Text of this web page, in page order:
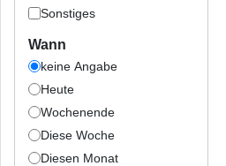
Sonstiges
Wann
keine Angabe
Heute
Wochenende
Diese Woche
Diesen Monat